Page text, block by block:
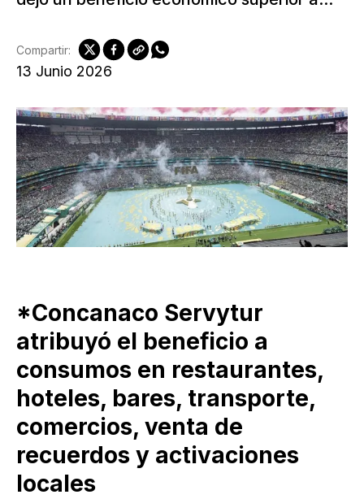
13 Junio 2026
Compartir:
*Concanaco Servytur
atribuyó el beneficio a
consumos en restaurantes,
hoteles, bares, transporte,
comercios, venta de
recuerdos y activaciones
locales